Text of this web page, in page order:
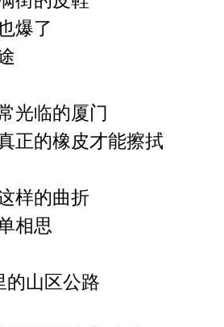
爆了
光临的厦门
正的橡皮才能擦拭
样的曲折
相思
的山区公路